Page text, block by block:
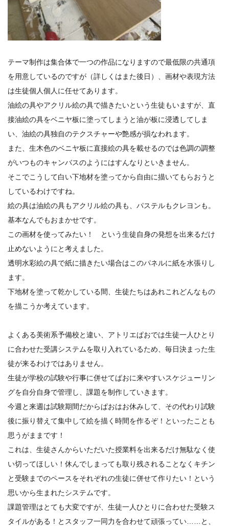
テーマ制作は集合体で一つの作品になりますので最低限の共通項
を用意しているのですが（詳しくはまた後日）、画材や表現方法
は生徒個人個人に任せてあります。
油絵の具やアクリル絵の具で描きたいという生徒もいますが、直
接油絵の具をベニヤ板に塗ってしまうと油が板に浸透してしま
い、油絵の具独自のテクスチャーや艶感が損なわれます。
また、生木色のベニヤ板に直接絵の具を載せるのでは色調の調整
がいつものキャンバスのようにはすんなりといきません。
そこでこうして白い下地材を塗ってから自由に描いてもらおうと
しているわけですね。
絵の具は油絵の具もアクリル絵の具も、パステルもクレヨンも。
基本なんでもおまかせです。
この画材を使ってみたい！ という生徒自身の発想を出来るだけ
止めないようにと考えました。
透明水彩絵の具で紙に描きたい場合はこのパネルに紙を水張りし
ます。
下地材を塗って乾かしている間、生徒たちはあれこれどんなもの
を描こうか考えています。
よくある美術系予備校と違い、アトリエぱおでは生徒一人ひとり
に合わせた受講システムを取り入れているため、毎日決まった生
徒が来るわけではありません。
生徒が学校の試験や行事に併せてぱおに来やすいスケジューリン
グを自分自身で管理し、課題を制作していきます。
今週と来週は試験期間だからぱおはお休みして、その代わり試験
後に振り替えて集中して絵を描く時間を作るぞ！といったことも
思うがままです！
これは、生徒さんからいただいた授業料を出来るだけ無駄なく使
い切ってほしい！休んでしまっても取り残されることなくキチン
と受験までのペースをそれぞれの生徒に併せて作りたい！という
思いから生まれたシステムです。
課題管理はとても大変ですが、生徒一人ひとりに合わせた受験ス
タイルがある！とスタッフ一同力を合わせて頑張ってい……と、